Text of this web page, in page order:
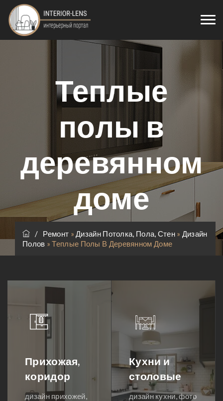
Теплые
полы в
деревянном
доме
/ Ремонт »Дизайн Потолка, Пола, Стен » Дизайн
Полов »Теплые Полы В Деревянном Доме
Прихожая,
коридор
дизайн прихожей,
Кухни и
столовые
дизайн кухни, фото